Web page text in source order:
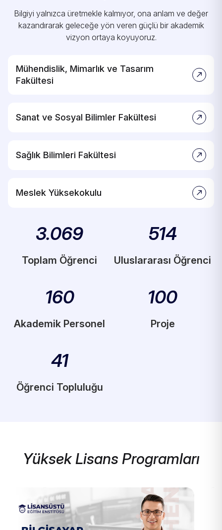
Bilgiyi yalnızca üretmekle kalmıyor, ona anlam ve değer
kazandırarak geleceğe yön veren güçlü bir akademik
vizyon ortaya koyuyoruz.
Mühendislik, Mimarlık ve Tasarım
Fakültesi
Sanat ve Sosyal Bilimler Fakültesi
Sağlık Bilimleri Fakültesi
Meslek Yüksekokulu
3.069
Toplam Öğrenci
514
Uluslararası Öğrenci
160
Akademik Personel
100
Proje
41
Öğrenci Topluluğu
Yüksek Lisans Programları